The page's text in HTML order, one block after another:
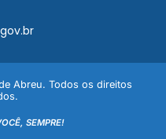
Abreu. Todos os direitos
SEMPRE!